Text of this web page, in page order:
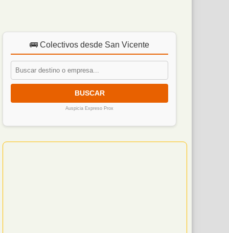
🚌 Colectivos desde San Vicente
BUSCAR
Auspicia Expreso Prox